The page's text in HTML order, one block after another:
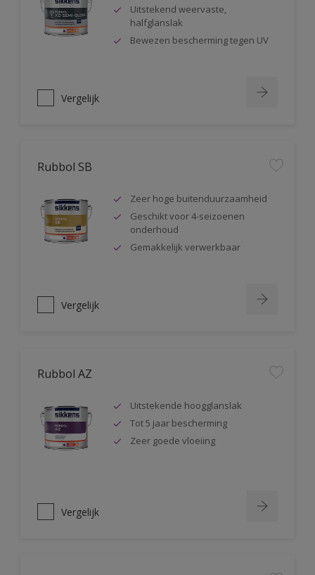
Uitstekend weervaste,
halfglanslak
Bewezen bescherming tegen UV
Vergelijk
Rubbol SB
Zeer hoge buitenduurzaamheid
Geschikt voor 4-seizoenen
onderhoud
Gemakkelijk verwerkbaar
Vergelijk
Rubbol AZ
Uitstekende hoogglanslak
Tot 5 jaar bescherming
Zeer goede vloeiing
Vergelijk